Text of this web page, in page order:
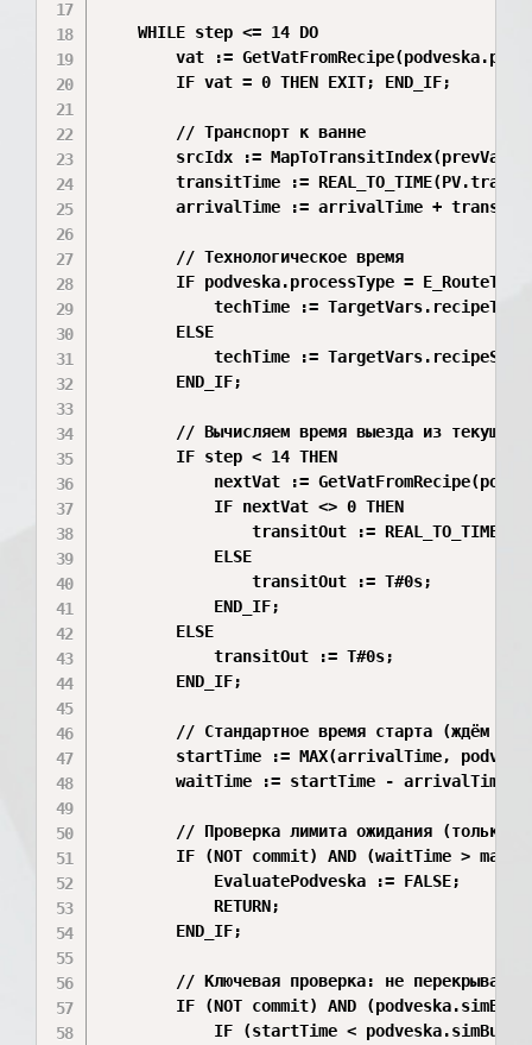
    WHILE step <= 14 DO
vat :=
        IF vat = 0 THEN EXIT; END_IF;
        // Транспорт к ванне
        srcIdx := MapToTransitIndex(prevVat);
transitTime :=
arrivalTime := arrivalTime +
        // Технологическое время
IF podveska.processType =
techTime :=
        ELSE
techTime :=
        END_IF;
// Вычисляем время выезда из текущей
        IF step < 14 THEN
nextVat :=
            IF nextVat <> 0 THEN
transitOut :=
            ELSE
                transitOut := T#0s;
            END_IF;
        ELSE
            transitOut := T#0s;
        END_IF;
// Стандартное время старта (ждём
startTime := MAX(arrivalTime,
        waitTime := startTime - arrivalTime;
// Проверка лимита ожидания (только
IF (NOT commit) AND (waitTime >
            EvaluatePodveska := FALSE;
            RETURN;
        END_IF;
// Ключевая проверка: не
IF (NOT commit) AND
IF (startTime <